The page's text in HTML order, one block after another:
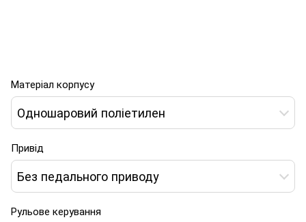
Матеріал корпусу
Одношаровий поліетилен
Привід
Без педального приводу
Рульове керування